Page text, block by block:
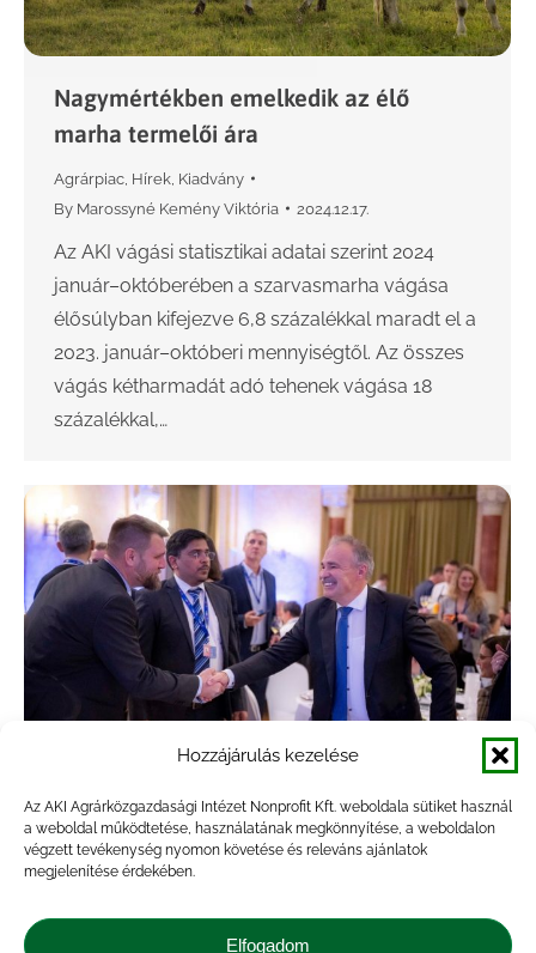
Hozzájárulás kezelése
Az AKI Agrárközgazdasági Intézet Nonprofit Kft. weboldala sütiket használ
a weboldal működtetése, használatának megkönnyítése, a weboldalon
végzett tevékenység nyomon követése és releváns ajánlatok
megjelenítése érdekében.
Elfogadom
Nagymértékben emelkedik az élő
marha termelői ára
Agrárpiac Hírek Kiadvány
By Marossyné Kemény Viktória 2024.12.17.
Az AKI vágási statisztikai adatai szerint 2024
január–októberében a szarvasmarha vágása
élősúlyban kifejezve 6,8 százalékkal maradt el a
2023. január–októberi mennyiségtől. Az összes
vágás kétharmadát adó tehenek vágása 18
százalékkal,…
Közös sikerünk a BIOEAST and Beyond
konferencia
Hírek,Projekt,Rendezvény
Az EU Tanácsának magyar elnöksége az